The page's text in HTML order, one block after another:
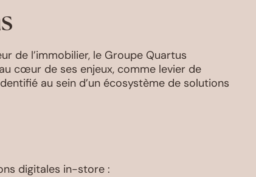
de l’immobilier, le Groupe Quartus
cœur de ses enjeux, comme levier de
au sein d’un écosystème de solutions
digitales in-store :